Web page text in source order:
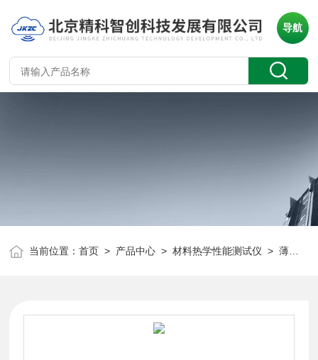
导航
当前位置：首页 > 产品中心 >材料热学性能测试仪 >薄膜热性能测试仪